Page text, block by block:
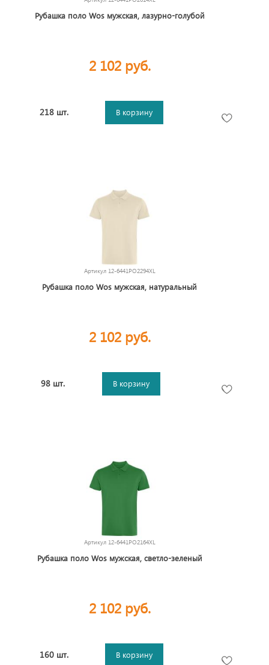
Рубашка поло Wos мужская, лазурно-голубой
2 102 руб.
218 шт. В корзину
Артикул 12-6441PO2294XL
Рубашка поло Wos мужская, натуральный
2 102 руб.
98 шт. В корзину
Артикул 12-6441PO2164XL
Рубашка поло Wos мужская, светло-зеленый
2 102 руб.
160 шт. В корзину